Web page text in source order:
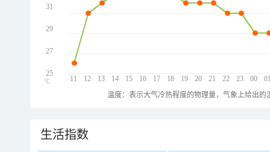
11 12 13 14 15 16 17 18 19 20 21 22 23 00
31
29
27
25
℃
温度：表示大气冷热程度的物理量，气象上给出
生活指数